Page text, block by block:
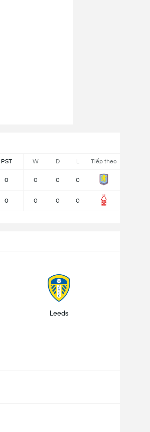
PST W D L Tiếp theo
0 0 0 0
0 0 0 0
Leeds